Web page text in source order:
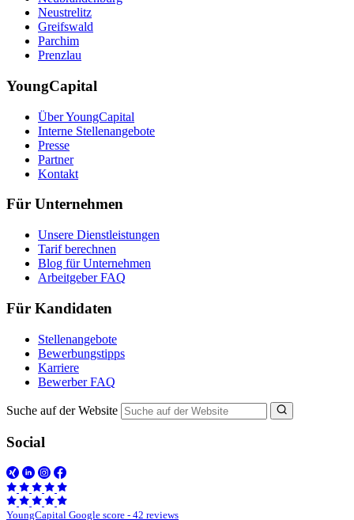
Neustrelitz
Greifswald
Parchim
Prenzlau
YoungCapital
Über YoungCapital
Interne Stellenangebote
Presse
Partner
Kontakt
Für Unternehmen
Unsere Dienstleistungen
Tarif berechnen
Blog für Unternehmen
Arbeitgeber FAQ
Für Kandidaten
Stellenangebote
Bewerbungstipps
Karriere
Bewerber FAQ
Suche auf der Website
Social
YoungCapital Google score - 42 reviews